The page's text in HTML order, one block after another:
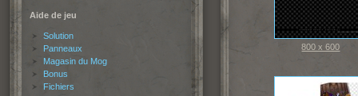
Aide de jeu
Solution
Panneaux
Magasin du Mog
Bonus
Fichiers
800 x 600